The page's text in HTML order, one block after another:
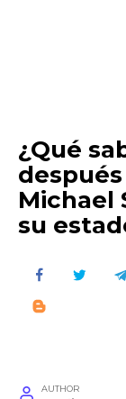
¿Qué
Michael
su
AUTHOR